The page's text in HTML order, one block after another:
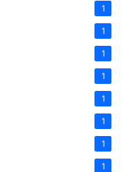
1
1
1
1
1
1
1
1